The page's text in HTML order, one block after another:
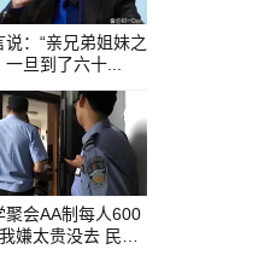
说：“亲兄弟姐妹之
一旦到了六十...
聚会AA制每人600
嫌太贵没去 民